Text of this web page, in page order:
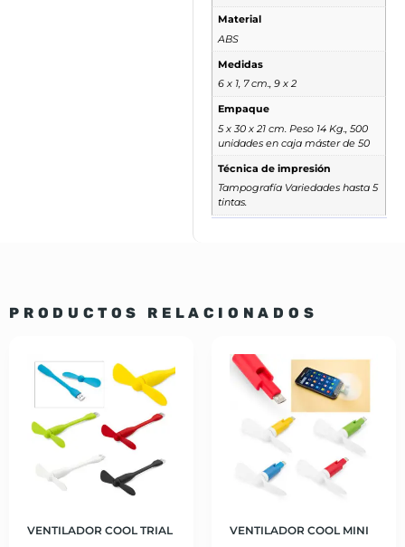
Material
ABS
Medidas
6 x 1, 7 cm., 9 x 2
Empaque
5 x 30 x 21 cm. Peso 14 Kg., 500
unidades en caja máster de 50
Técnica de impresión
Tampografía Variedades hasta 5
tintas.
PRODUCTOS RELACIONADOS
VENTILADOR COOL TRIAL VENTILADOR COOL MINI